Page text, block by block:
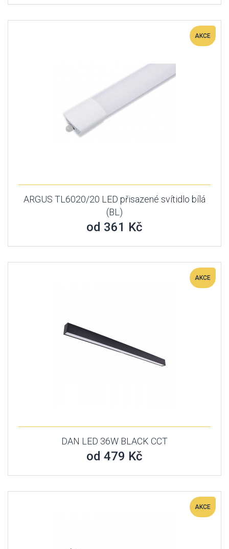
AKCE
ARGUS TL6020/20 LED přisazené svítidlo bílá
(BL)
od 361 Kč
AKCE
DAN LED 36W BLACK CCT
od 479 Kč
AKCE